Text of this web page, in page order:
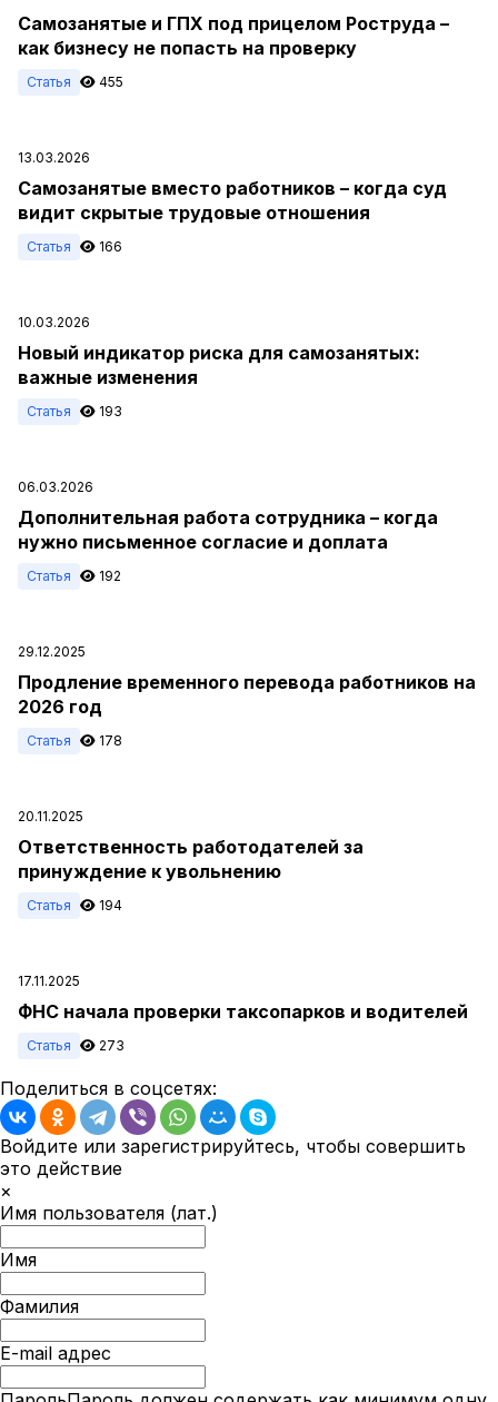
Самозанятые и ГПХ под прицелом Роструда –
как бизнесу не попасть на проверку
Статья 455
13.03.2026
Самозанятые вместо работников – когда суд
видит скрытые трудовые отношения
Статья 166
10.03.2026
Новый индикатор риска для самозанятых:
важные изменения
Статья 193
06.03.2026
Дополнительная работа сотрудника – когда
нужно письменное согласие и доплата
Статья 192
29.12.2025
Продление временного перевода работников на
2026 год
Статья 178
20.11.2025
Ответственность работодателей за
принуждение к увольнению
Статья 194
17.11.2025
ФНС начала проверки таксопарков и водителей
Статья 273
Поделиться в соцсетях:
Войдите или зарегистрируйтесь, чтобы совершить
это действие
×
Имя пользователя (лат.)
Имя
Фамилия
E-mail адрес